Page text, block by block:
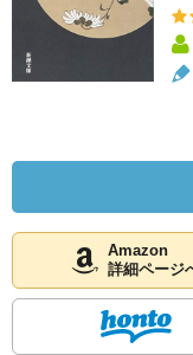
Amazon
詳細ページ